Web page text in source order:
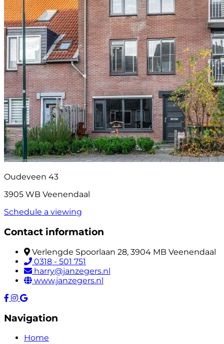
Oudeveen 43
3905 WB Veenendaal
Schedule a viewing
Contact information
Verlengde Spoorlaan 28, 3904 MB Veenendaal
0318 - 501 751
harry@janzegers.nl
www.janzegers.nl
Navigation
Home